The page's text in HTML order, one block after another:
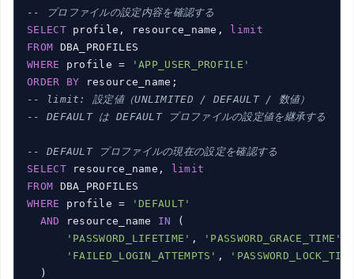
-- プロファイルの設定内容を確認する
SELECT profile, resource_name, limit
FROM
WHERE profile =
'APP_USER_PROFILE'
ORDER
BY
-- limit: 設定値（UNLIMITED / DEFAULT / 数値）
-- DEFAULT は DEFAULT プロファイルの設定値を継承する
-- DEFAULT プロファイルの現在の設定を確認する
SELECT resource_name, limit
FROM
WHERE profile =
'DEFAULT'
AND
resource_name IN
(
'PASSWORD_LIFETIME' , 'PASSWORD_GRACE_TIME'
'FAILED_LOGIN_ATTEMPTS' ,